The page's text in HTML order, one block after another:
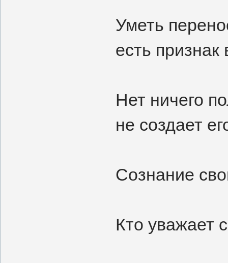
Уметь
есть
Нет ничего
не создает
Сознание
Кто уважает